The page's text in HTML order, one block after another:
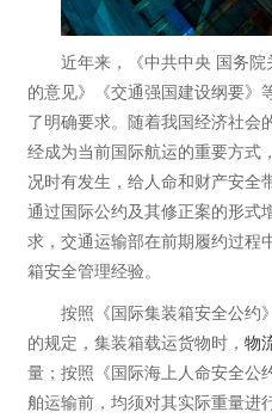
近年来，《中共中央 国务
的意见》《交通强国建设纲要》
了明确要求。随着我国经济社会
经成为当前国际航运的重要方式
况时有发生，给人命和财产安全
通过国际公约及其修正案的形式
求，交通运输部在前期履约过程
箱安全管理经验。
按照《国际集装箱安全公约
的规定，集装箱载运货物时， 物
量；按照《国际海上人命安全公
舶运输前，均须对其实际重量进